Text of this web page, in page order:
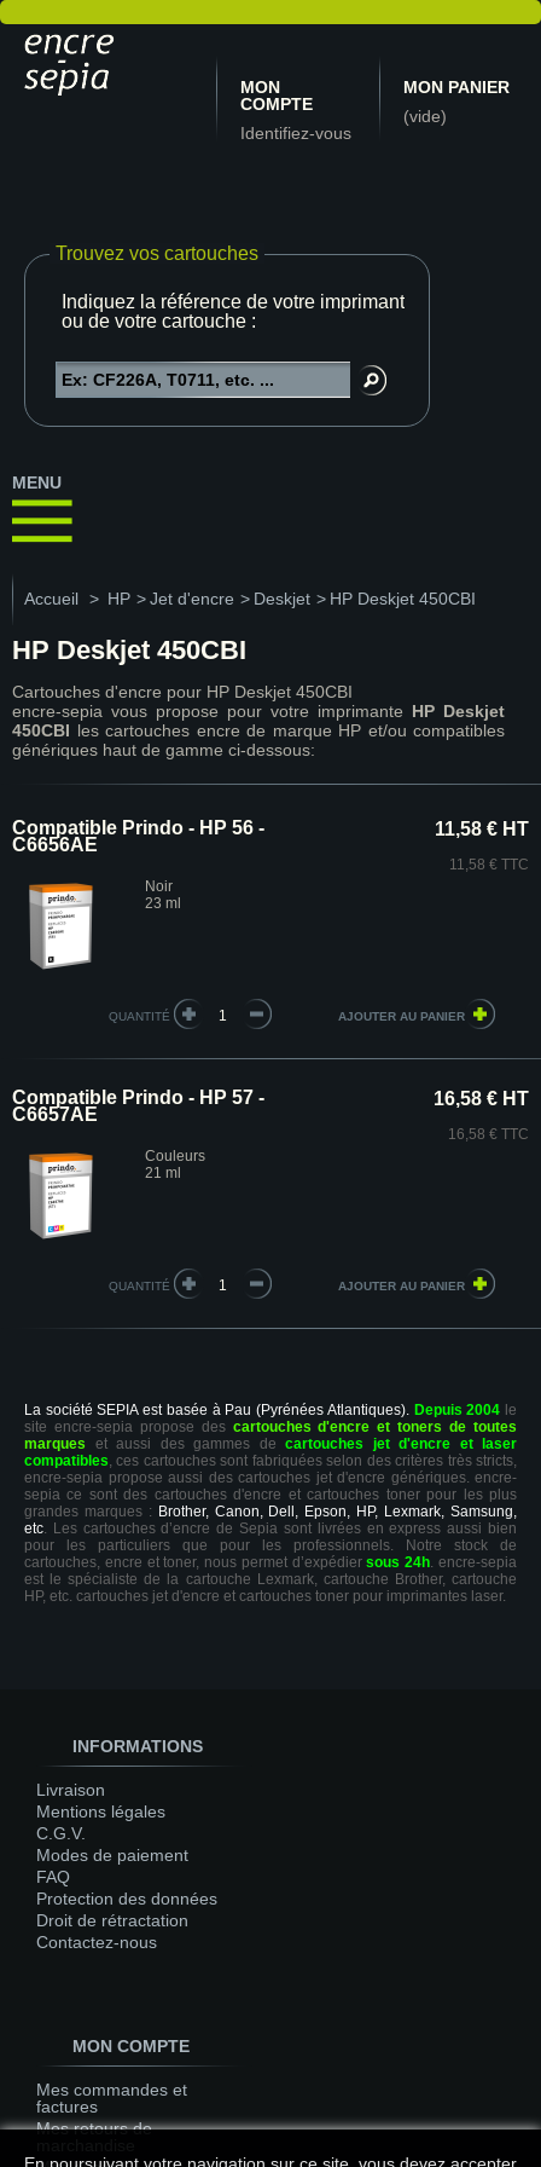
MON
COMPTE
Identifiez-vous
MON PANIER
(vide)
Trouvez vos cartouches
Indiquez la référence de votre imprimante
ou de votre cartouche :
MENU
Accueil > HP >Jet d'encre > Deskjet > HP Deskjet 450CBI
HP Deskjet 450CBI
Cartouches d'encre pour HP Deskjet 450CBI
encre-sepia vous propose pour votre imprimante HP Deskjet
450CBI les cartouches encre de marque HP et/ou compatibles
génériques haut de gamme ci-dessous:
Compatible Prindo - HP 56 -
C6656AE
Noir
23 ml
11,58 € HT
11,58 € TTC
QUANTITÉ
Compatible Prindo - HP 57 -
C6657AE
Couleurs
21 ml
16,58 € HT
16,58 € TTC
QUANTITÉ
La société SEPIA est basée à Pau (Pyrénées Atlantiques). Depuis 2004 le
site encre-sepia propose des cartouches d'encre et toners de toutes
marques et aussi des gammes de cartouches jet d'encre et laser
compatibles, ces cartouches sont fabriquées selon des critères très stricts,
encre-sepia propose aussi des cartouches jet d'encre génériques. encre-
sepia ce sont des cartouches d'encre et cartouches toner pour les plus
grandes marques : Brother, Canon, Dell, Epson, HP, Lexmark, Samsung,
etc. Les cartouches d’encre de Sepia sont livrées en express aussi bien
pour les particuliers que pour les professionnels. Notre stock de
cartouches, encre et toner, nous permet d’expédiersous 24h. encre-sepia
est le spécialiste de la cartouche Lexmark, cartouche Brother, cartouche
HP, etc. cartouches jet d'encre et cartouches toner pour imprimantes laser.
INFORMATIONS
Livraison
Mentions légales
C.G.V.
Modes de paiement
FAQ
Protection des données
Droit de rétractation
Contactez-nous
MON COMPTE
Mes commandes et
factures
Mes retours de